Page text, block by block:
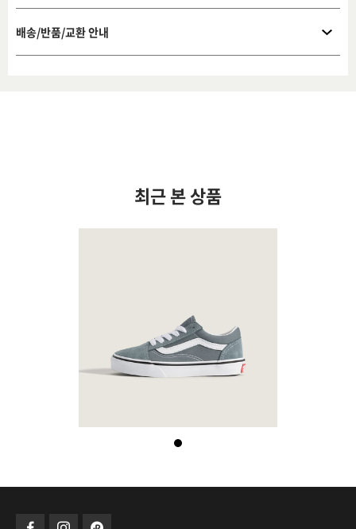
배송/반품/교환 안내
최근 본 상품